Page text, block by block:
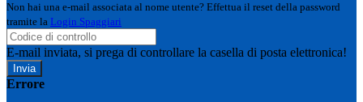
Non hai una e-mail associata al nome utente? Effettua il reset della password
tramite la Login Spaggiari
E-mail inviata, si prega di controllare la casella di posta elettronica!
Errore